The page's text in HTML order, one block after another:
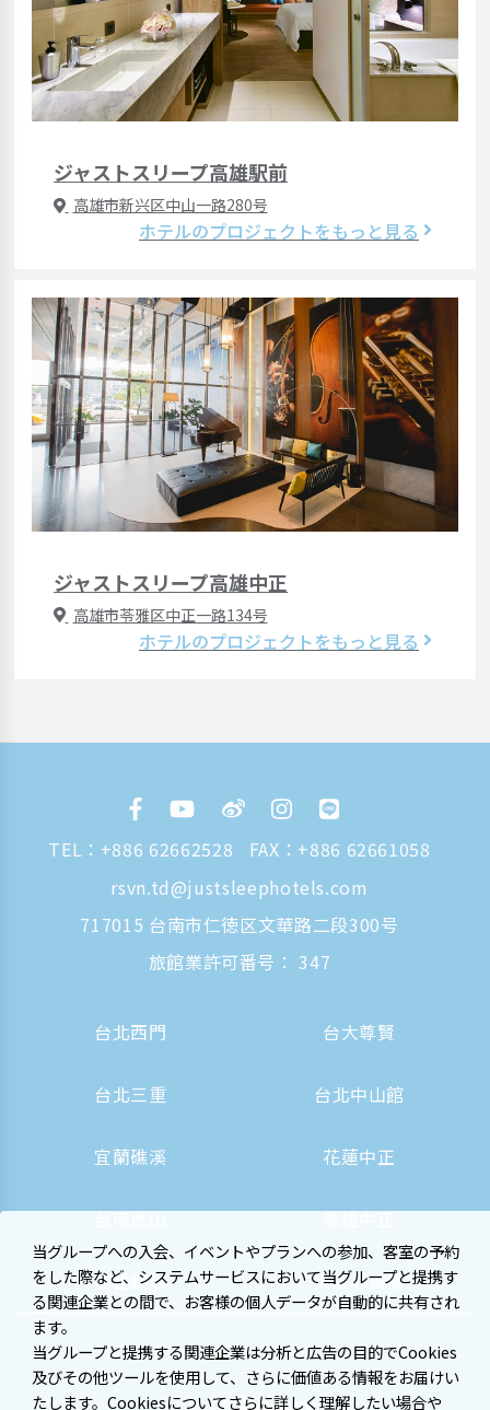
ジャストスリープ高雄駅前
高雄市新兴区中山一路280号
ホテルのプロジェクトをもっと見る
ジャストスリープ高雄中正
高雄市苓雅区中正一路134号
ホテルのプロジェクトをもっと見る
TEL： +886 62662528
FAX：+886 62661058
rsvn.td@justsleephotels.com
717015 台南市仁徳区文華路二段300号
旅館業許可番号： 347
台北西門 台大尊賢
台北三重 台北中山館
宜蘭礁溪 花蓮中正
台南虎山 高雄中正
高雄駅前 大阪心斎橋
当グループへの入会、イベントやプランへの参加、客室の予約
をした際など、システムサービスにおいて当グループと提携す
る関連企業との間で、お客様の個人データが自動的に共有され
ます。
当グループと提携する関連企業は分析と広告の目的でCookies
及びその他ツールを使用して、さらに価値ある情報をお届けい
たします。Cookiesについてさらに詳しく理解したい場合や